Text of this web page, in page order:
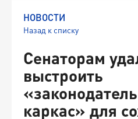
НОВОСТИ
Назад к списку
Сенаторам
выстроить
каркас» для